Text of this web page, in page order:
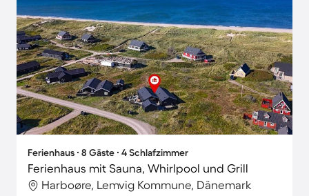
Ferienhaus ∙ 8 Gäste ∙ 4 Schlafzimmer
Ferienhaus mit Sauna, Whirlpool und Grill
Harboøre, Lemvig Kommune, Dänemark